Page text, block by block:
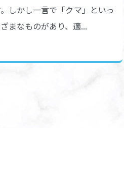
しかし一言で「クマ」といっ
まなものがあり、適...